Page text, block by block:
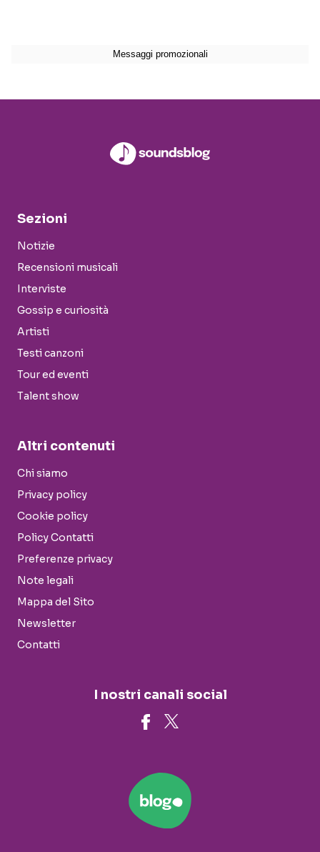
Sezioni
Notizie
Recensioni musicali
Interviste
Gossip e curiosità
Artisti
Testi canzoni
Tour ed eventi
Talent show
Altri contenuti
Chi siamo
Privacy policy
Cookie policy
Policy Contatti
Preferenze privacy
Note legali
Mappa del Sito
Newsletter
Contatti
I nostri canali social